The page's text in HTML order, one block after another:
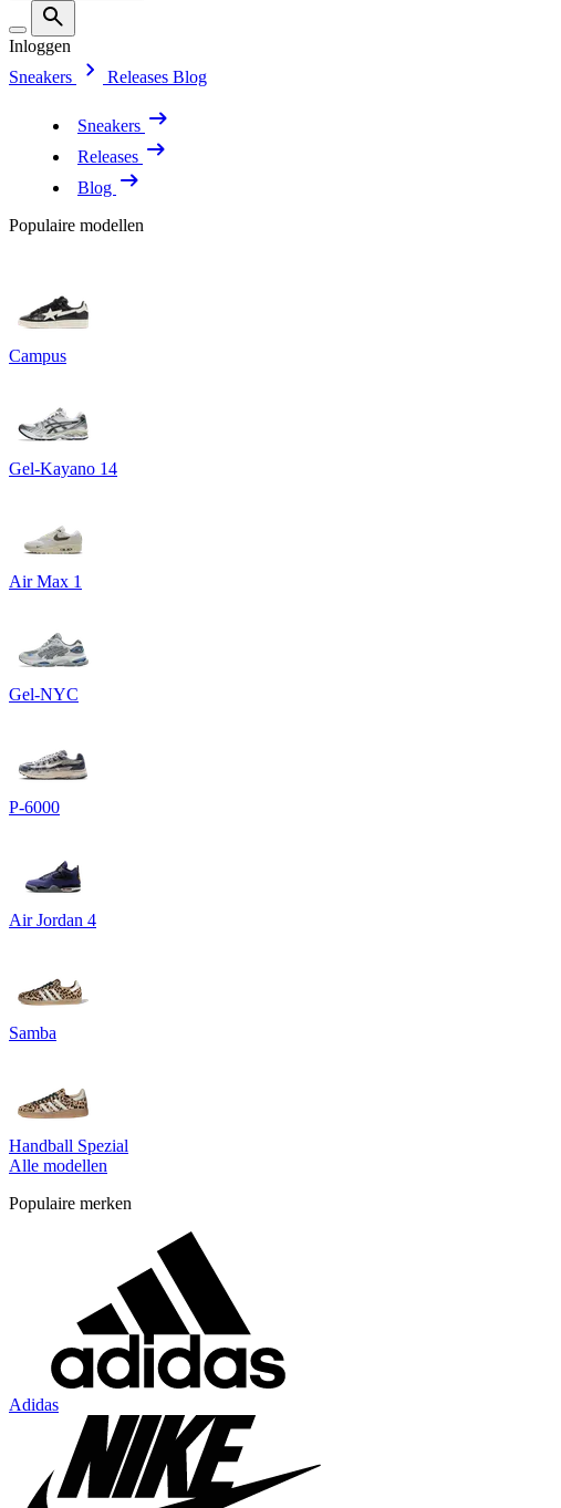
Inloggen
Sneakers
Releases Blog
Sneakers
Releases
Blog
Populaire modellen
Campus
Gel-Kayano 14
Air Max 1
Gel-NYC
P-6000
Air Jordan 4
Samba
Handball Spezial
Alle modellen
Populaire merken
Adidas